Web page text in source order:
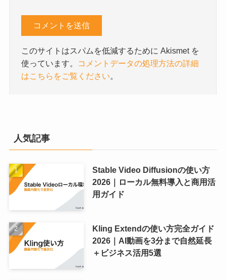
このサイトはスパムを低減するために Akismet を
使っています。
コメントデータの処理方法の詳細
はこちらをご覧ください
人気記事
Stable Video Diffusionの使い方
2026｜ローカル無料導入と商用活
用ガイド
Kling Extendの使い方完全ガイド
2026｜AI動画を3分まで自然延長
＋ビジネス活用5選